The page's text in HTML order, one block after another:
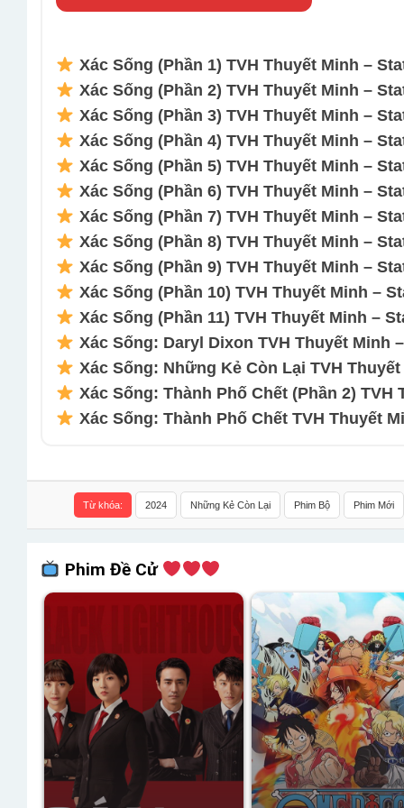
Xác Sống (Phần 1) TVH Thuyết Minh –
Xác Sống (Phần 2) TVH Thuyết Minh –
Xác Sống (Phần 3) TVH Thuyết Minh –
Xác Sống (Phần 4) TVH Thuyết Minh –
Xác Sống (Phần 5) TVH Thuyết Minh –
Xác Sống (Phần 6) TVH Thuyết Minh –
Xác Sống (Phần 7) TVH Thuyết Minh –
Xác Sống (Phần 8) TVH Thuyết Minh –
Xác Sống (Phần 9) TVH Thuyết Minh –
Xác Sống (Phần 10) TVH Thuyết Minh –
Xác Sống (Phần 11) TVH Thuyết Minh –
Xác Sống: Daryl Dixon TVH Thuyết Minh
Xác Sống: Những Kẻ Còn Lại TVH
Xác Sống: Thành Phố Chết (Phần 2)
Xác Sống: Thành Phố Chết TVH Thuyết
Từ khóa: 2024 Những Kẻ Còn Lại Phim Bộ Phim Mới
Phim Đề Cử